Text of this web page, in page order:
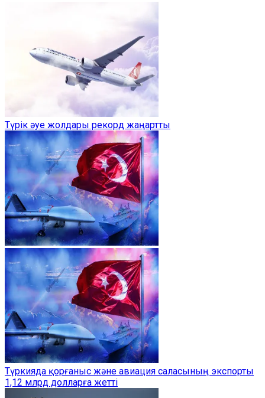
Түрік әуе жолдары рекорд жаңартты
Түркияда қорғаныс және авиация саласының экспорты
1,12 млрд долларға жетті